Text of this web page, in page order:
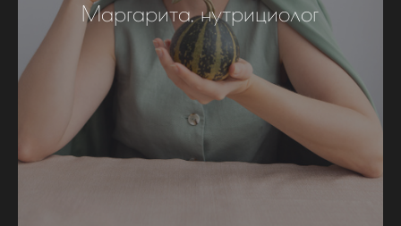
Маргарита, нутрициолог